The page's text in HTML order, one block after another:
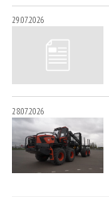
29.07.2026
28.07.2026